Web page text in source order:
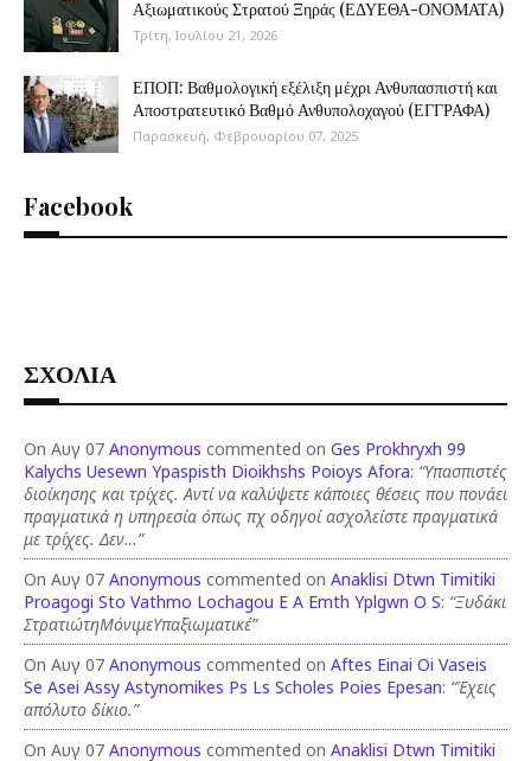
Αξιωματικούς Στρατού Ξηράς (ΕΔΥΕΘΑ-ΟΝΟΜΑΤΑ)
Τρίτη, Ιουλίου 21, 2026
ΕΠΟΠ: Βαθμολογική εξέλιξη μέχρι Ανθυπασπιστή και
Αποστρατευτικό Βαθμό Ανθυπολοχαγού (ΕΓΓΡΑΦΑ)
Παρασκευή, Φεβρουαρίου 07, 2025
Facebook
ΣΧΟΛΙΑ
On Αυγ 07 Anonymous commented on Ges Prokhryxh 99
Kalychs Uesewn Ypaspisth Dioikhshs Poioys Afora: “Υπασπιστές
διοίκησης και τρίχες. Αντί να καλύψετε κάποιες θέσεις που πονάει
πραγματικά η υπηρεσία όπως πχ οδηγοί ασχολείστε πραγματικά
με τρίχες. Δεν…”
On Αυγ 07 Anonymous commented on Anaklisi Dtwn Timitiki
Proagogi Sto Vathmo Lochagou E A Emth Yplgwn O S: “Ξυδάκι
ΣτρατιώτηΜόνιμεΥπαξιωματικέ”
On Αυγ 07 Anonymous commented on Aftes Einai Oi Vaseis
Se Asei Assy Astynomikes Ps Ls Scholes Poies Epesan: “Έχεις
απόλυτο δίκιο.”
On Αυγ 07 Anonymous commented on Anaklisi Dtwn Timitiki